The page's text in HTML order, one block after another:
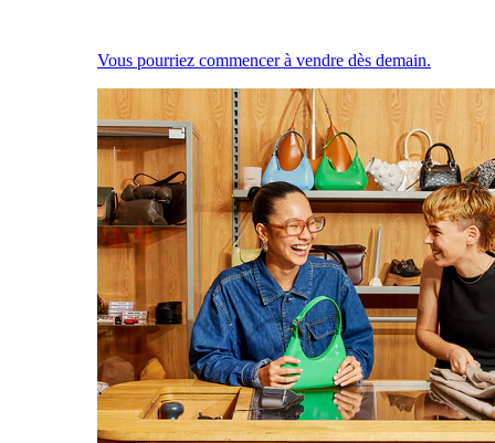
Vous pourriez commencer à vendre dès demain.